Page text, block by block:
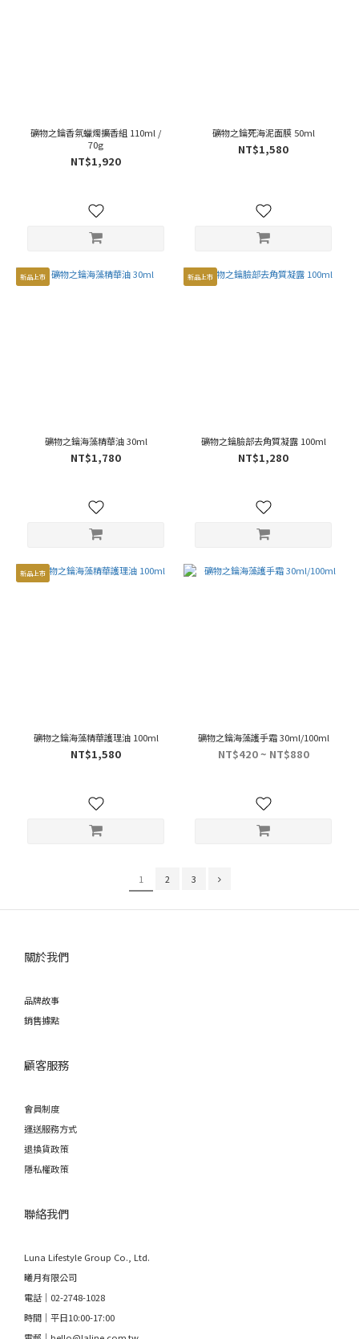
礦物之鑰香氛蠟燭擴香組 110ml /
70g
NT$1,920
礦物之鑰死海泥面膜 50ml
NT$1,580
新品上市
礦物之鑰海藻精華油 30ml
NT$1,780
新品上市
礦物之鑰臉部去角質凝露 100ml
NT$1,280
新品上市
礦物之鑰海藻精華護理油 100ml
NT$1,580
礦物之鑰海藻護手霜 30ml/100ml
NT$420 ~ NT$880
1 2 3
關於我們
品牌故事
銷售據點
顧客服務
會員制度
運送服務方式
退換貨政策
隱私權政策
聯絡我們
Luna Lifestyle Group Co., Ltd.
曦月有限公司
電話｜02-2748-1028
時間｜平日10:00-17:00